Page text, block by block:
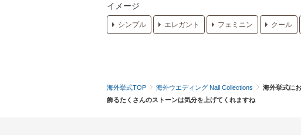
イメージ
シンプル エレガント フェミニン クール
海外挙式TOP 海外ウエディング Nail Collections
海外挙式に
飾るたくさんのストーンは気分を上げてくれますね